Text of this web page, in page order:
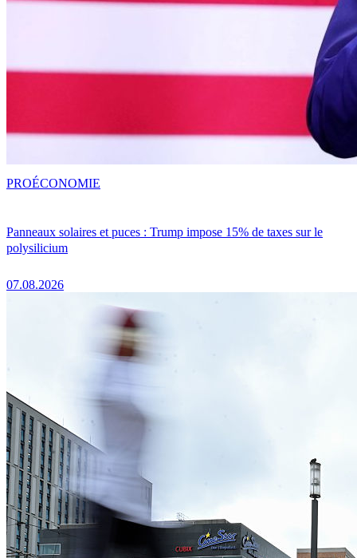
Panneaux solaires et puces : Trump impose 15% de taxes sur le
polysilicium
07.08.2026
PROÉCONOMIE